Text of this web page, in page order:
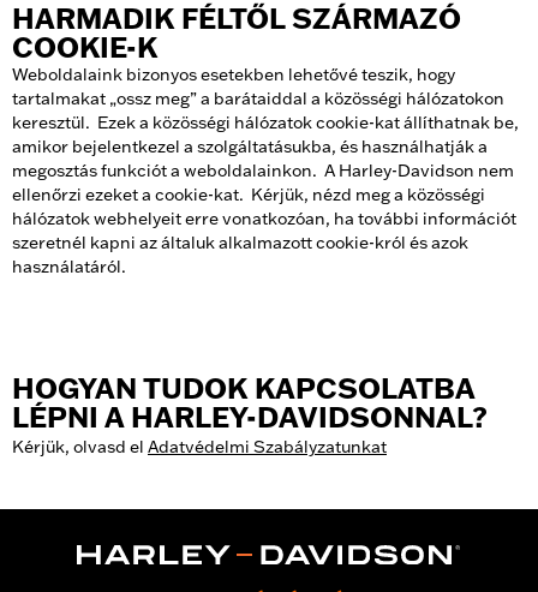
HARMADIK FÉLTŐL SZÁRMAZÓ
COOKIE-K
Weboldalaink bizonyos esetekben lehetővé teszik, hogy
tartalmakat „ossz meg” a barátaiddal a közösségi hálózatokon
keresztül. Ezek a közösségi hálózatok cookie-kat állíthatnak be,
amikor bejelentkezel a szolgáltatásukba, és használhatják a
megosztás funkciót a weboldalainkon. A Harley-Davidson nem
ellenőrzi ezeket a cookie-kat. Kérjük, nézd meg a közösségi
hálózatok webhelyeit erre vonatkozóan, ha további információt
szeretnél kapni az általuk alkalmazott cookie-król és azok
használatáról.
HOGYAN TUDOK KAPCSOLATBA
LÉPNI A HARLEY-DAVIDSONNAL?
Kérjük, olvasd el Adatvédelmi Szabályzatunkat